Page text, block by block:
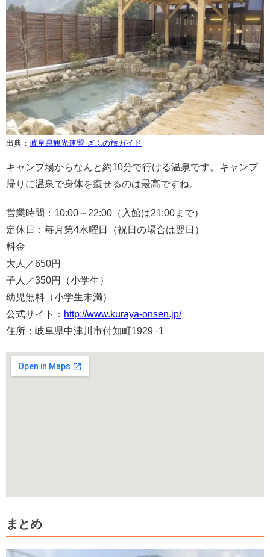
出典： 岐阜県観光連盟 ぎふの旅ガイド
キャンプ場からなんと約10分で行ける温泉です。キャンプ
帰りに温泉で身体を癒せるのは最高ですね。
営業時間：10:00～22:00（入館は21:00まで）
定休日：毎月第4水曜日（祝日の場合は翌日）
料金
大人／650円
子人／350円（小学生）
幼児無料（小学生未満）
公式サイト： http://www.kuraya-onsen.jp/
住所：岐阜県中津川市付知町1929−1
まとめ